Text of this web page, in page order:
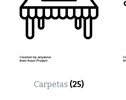
Carpetas (25)